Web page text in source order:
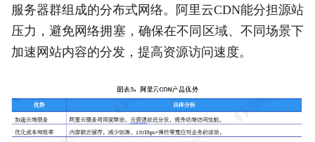
服务器群组成的分布式网络。阿里云CDN能分担源站
压力，避免网络拥塞，确保在不同区域、不同场景下
加速网站内容的分发，提高资源访问速度。